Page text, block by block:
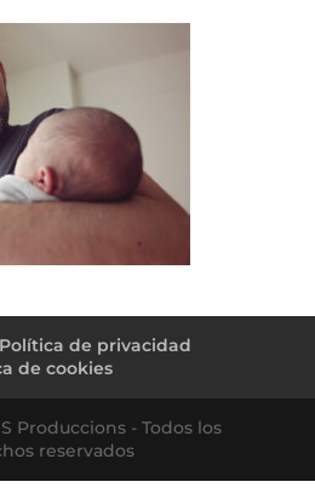
Política de privacidad
de cookies
Produccions - Todos los
reservados